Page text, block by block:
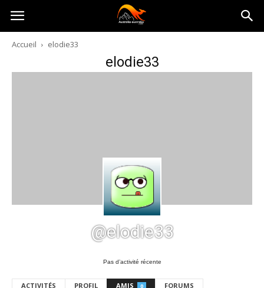
Australia-
australie.com
Accueil elodie33
elodie33
@elodie33
Pas d’activité récente
ACTIVITÉS PROFIL AMIS 0 FORUMS